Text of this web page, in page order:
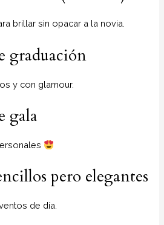
brillar sin opacar a la novia.
graduación
y con glamour.
gala
pero elegantes
de día.